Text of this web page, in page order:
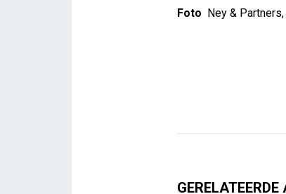
Foto Ney &
GERELATEERDE